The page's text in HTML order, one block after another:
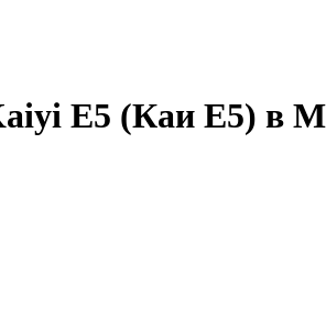
E5 (Каи Е5) в